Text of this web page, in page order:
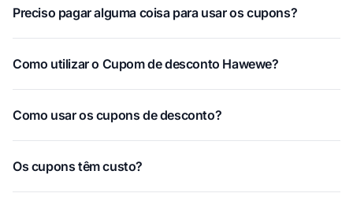
Preciso pagar alguma coisa para usar os cupons?
Como utilizar o Cupom de desconto Hawewe?
Como usar os cupons de desconto?
Os cupons têm custo?